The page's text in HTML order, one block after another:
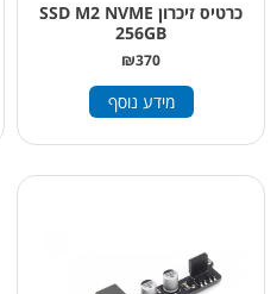
כרטיס זיכרון SSD M2 NVME
256GB
₪370
מידע נוסף